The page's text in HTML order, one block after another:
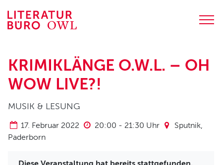
Inhalt
springen
Terminübersicht
Lesungen
Junge Literatur
Digitale Literatur
KRIMIKLÄNGE O.W.L. – OH
WOW LIVE?!
MUSIK & LESUNG
17. Februar 2022 20:00 - 21:30 Uhr
Sputnik,
Paderborn